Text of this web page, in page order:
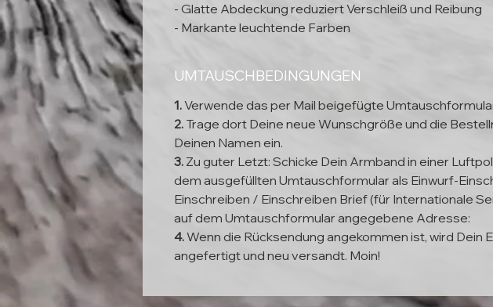
- Glatte Abdeckung reduziert Verschleiß und Reibung
- Markante leuchtende Farben
UMTAUSCHBEDINGUNGEN
1.Verwende das per Mail beigefügte
2. Trage dort Deine neue Wunschgröße und die
Deinen Namen ein.
3. Zu guter Letzt: Schicke Dein Armband in einer
dem ausgefüllten Umtauschformular als Einwurf-
Einschreiben / Einschreiben Brief (für Internationale
auf dem Umtauschformular angegebene Adresse:
4.Wenn die Rücksendung angekommen ist, wird Dein
angefertigt und neu versandt. Moin!